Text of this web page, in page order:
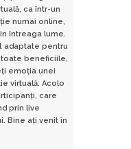
ca într-un
numai online,
întreaga lume.
adaptate pentru
beneficiile,
emoția unei
virtuală. Acolo
care
prin live
Bine ați venit în